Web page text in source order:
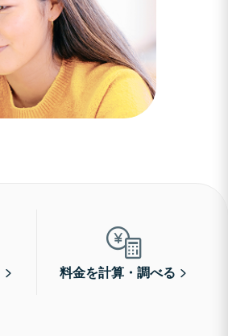
料金を計算・調べる